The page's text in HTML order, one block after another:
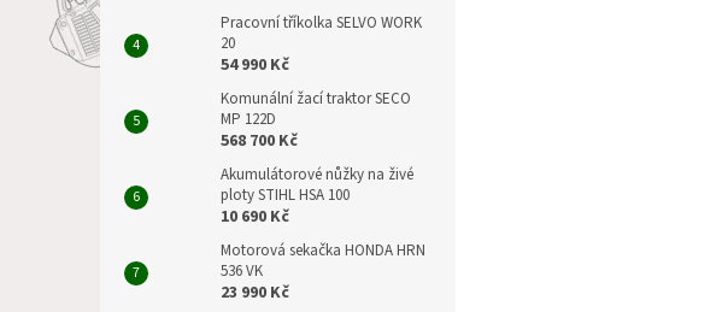
Pracovní tříkolka SELVO WORK
20
54 990 Kč
Komunální žací traktor SECO
MP 122D
568 700 Kč
Akumulátorové nůžky na živé
ploty STIHL HSA 100
10 690 Kč
Motorová sekačka HONDA HRN
536 VK
23 990 Kč